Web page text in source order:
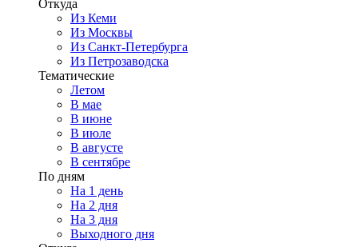
Откуда
Из Кеми
Из Москвы
Из Санкт-Петербурга
Из Петрозаводска
Тематические
Летом
В мае
В июне
В июле
В августе
В сентябре
По дням
На 1 день
На 2 дня
На 3 дня
Выходного дня